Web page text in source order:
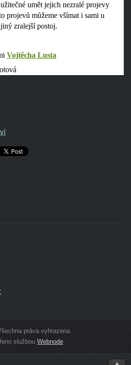
umět jejich nezralé projevy
projevů můžeme všímat i sami u
zralejší postoj.
Vojtěcha Lusta
práva vyhrazena.
službouWebnode